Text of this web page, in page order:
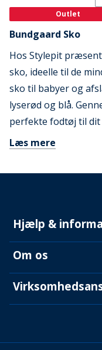
Outlet
Bundgaard Sko
Hos Stylepit
sko, ideelle til de
sko til babyer og
lyserød og blå.
perfekte fodtøj til dit
Læs mere
Hjælp &
Om os